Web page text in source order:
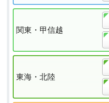
関東・甲信越
東海・北陸